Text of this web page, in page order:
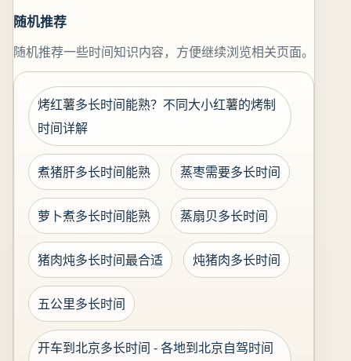
随机推荐
随机推荐一些时间知识内容，方便继续浏览相关页面。
烤红薯多长时间能熟？不同大小红薯的烤制
时间详解
煮猪肝多长时间能熟 蒸枣需要多长时间
萝卜煮多长时间能熟 蒸扇贝多长时间
猪肉炖多长时间最合适 炖猪肉多长时间
五公里多长时间
开车到北京多长时间 - 各地到北京自驾时间